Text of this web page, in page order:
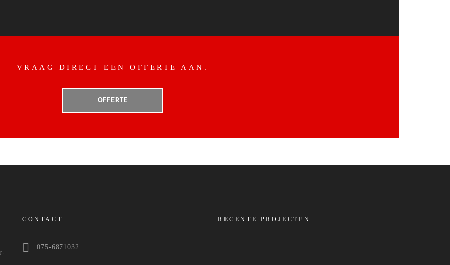
VRAAG DIRECT EEN OFFERTE AAN.
OFFERTE
CONTACT
075-6871032
RECENTE PROJECTEN